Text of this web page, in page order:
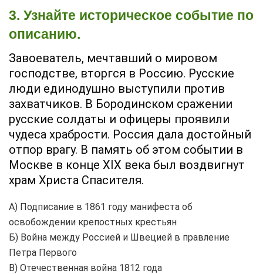
3. Узнайте историческое событие по
описанию.
Завоеватель, мечтавший о мировом
господстве, вторгся в Россию. Русские
люди единодушно выступили против
захватчиков. В Бородинском сражении
русские солдаты и офицеры проявили
чудеса храбрости. Россия дала достойный
отпор врагу. В память об этом событии в
Москве в конце XIX века был воздвигнут
храм Христа Спасителя.
А) Подписание в 1861 году манифеста об
освобождении крепостных крестьян
Б) Война между Россией и Швецией в правление
Петра Первого
В) Отечественная война 1812 года